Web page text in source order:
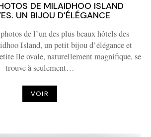
DE MILAIDHOO ISLAND
UN BIJOU D’ÉLÉGANCE
de l’un des plus beaux hôtels des
Island, un petit bijou d’élégance et
île ovale, naturellement magnifique, se
trouve à seulement…
VOIR